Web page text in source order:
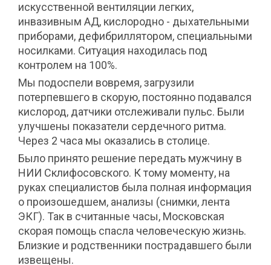
искусственной вентиляции легких,
инвазивным АД, кислородно - дыхательными
приборами, дефибриллятором, специальными
носилками. Ситуация находилась под
контролем на 100%.
Мы подоспели вовремя, загрузили
потерпевшего в скорую, постоянно подавался
кислород, датчики отслеживали пульс. Были
улучшены показатели сердечного ритма.
Через 2 часа мы оказались в столице.
Было принято решение передать мужчину в
НИИ Склифосовского. К тому моменту, на
руках специалистов была полная информация
о произошедшем, анализы (снимки, лента
ЭКГ). Так в считанные часы, Московская
скорая помощь спасла человеческую жизнь.
Близкие и родственники пострадавшего были
извещены.